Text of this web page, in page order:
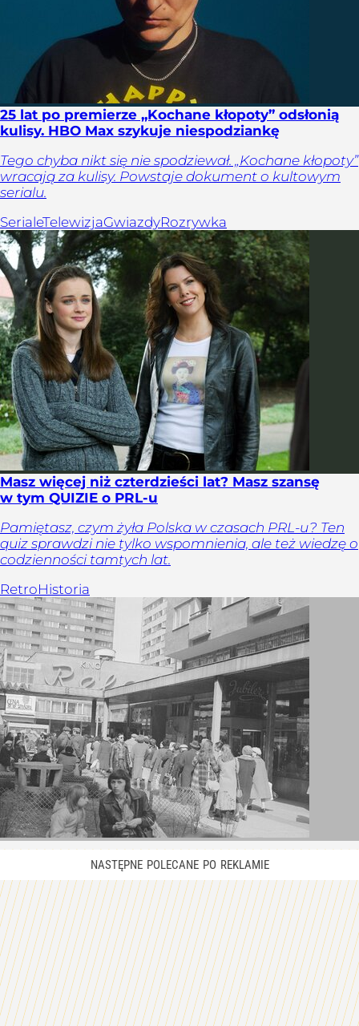
25 lat po premierze „Kochane kłopoty” odsłonią
kulisy. HBO Max szykuje niespodziankę
Tego chyba nikt się nie spodziewał. „Kochane kłopoty”
wracają za kulisy. Powstaje dokument o kultowym
serialu.
SerialeTelewizjaGwiazdyRozrywka
Masz więcej niż czterdzieści lat? Masz szansę
w tym QUIZIE o PRL-u
Pamiętasz, czym żyła Polska w czasach PRL-u? Ten
quiz sprawdzi nie tylko wspomnienia, ale też wiedzę o
codzienności tamtych lat.
RetroHistoria